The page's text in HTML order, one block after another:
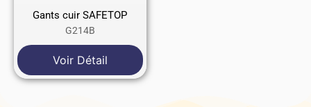
Gants cuir SAFETOP
G214B
Voir Détail